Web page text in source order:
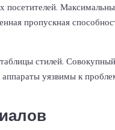
посетителей.
пропускная
стилей. Совокупный
уязвимы к